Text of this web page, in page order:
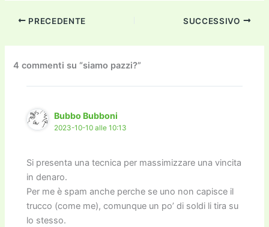
c
e
b
o
o
k
itt
er
ai
l
d
o
n
a
p
y
Li
k
k
e
dI
n
di
vi
PRECEDENTE SUCCESSIVO
4 commenti su “siamo pazzi?”
Bubbo Bubboni
2023-10-10 alle 10:13
Si presenta una tecnica per massimizzare una vincita
in denaro.
Per me è spam anche perche se uno non capisce il
trucco (come me), comunque un po’ di soldi li tira su
lo stesso.